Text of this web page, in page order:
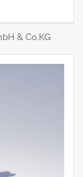
& Co.KG